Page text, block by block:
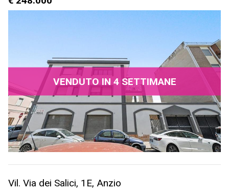
VENDUTO IN 4 SETTIMANE
Vil. Via dei Salici, 1E, Anzio